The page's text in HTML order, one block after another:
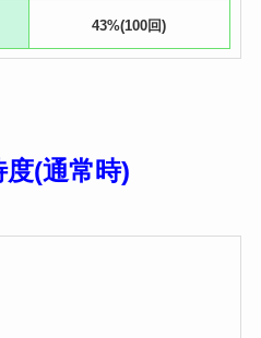
43%(100回)
(通常時)